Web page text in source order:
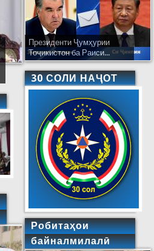
Президенти Ҷумҳурии
Тоҷикистон ба Раиси...
30 СОЛИ НАҶОТ
Робитаҳои
байналмилалӣ